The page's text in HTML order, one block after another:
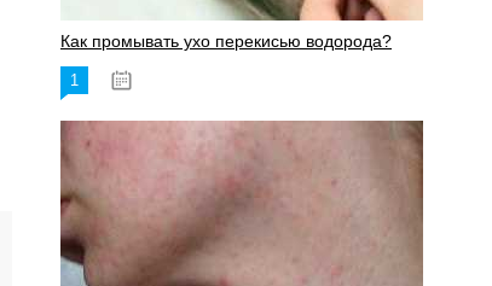
Как промывать ухо перекисью водорода?
1